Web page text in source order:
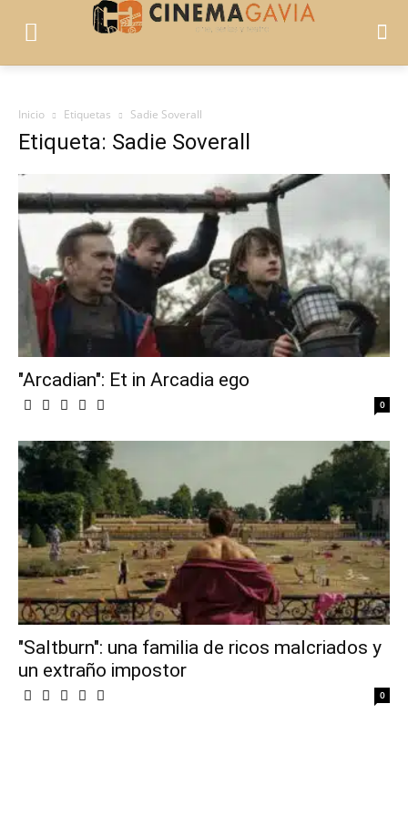
Inicio Etiquetas Sadie Soverall
Etiqueta: Sadie Soverall
"Arcadian": Et in Arcadia ego
0
"Saltburn": una familia de ricos malcriados y
un extraño impostor
0